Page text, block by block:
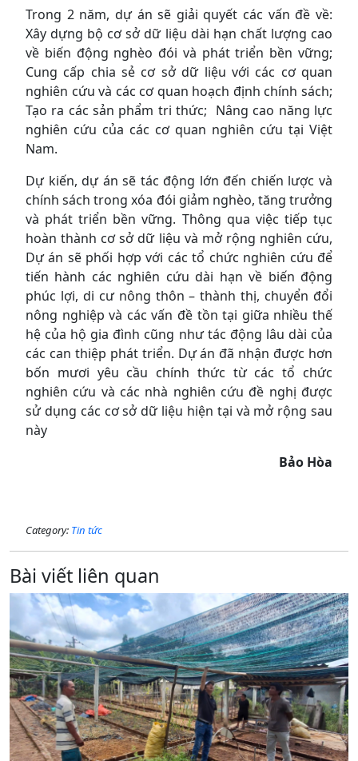
Trong 2 năm, dự án sẽ giải quyết các vấn đề về:
Xây dựng bộ cơ sở dữ liệu dài hạn chất lượng cao
về biến động nghèo đói và phát triển bền vững;
Cung cấp chia sẻ cơ sở dữ liệu với các cơ quan
nghiên cứu và các cơ quan hoạch định chính sách;
Tạo ra các sản phẩm tri thức; Nâng cao năng lực
nghiên cứu của các cơ quan nghiên cứu tại Việt
Nam.
Dự kiến, dự án sẽ tác động lớn đến chiến lược và
chính sách trong xóa đói giảm nghèo, tăng trưởng
và phát triển bền vững. Thông qua việc tiếp tục
hoàn thành cơ sở dữ liệu và mở rộng nghiên cứu,
Dự án sẽ phối hợp với các tổ chức nghiên cứu để
tiến hành các nghiên cứu dài hạn về biến động
phúc lợi, di cư nông thôn – thành thị, chuyển đổi
nông nghiệp và các vấn đề tồn tại giữa nhiều thế
hệ của hộ gia đình cũng như tác động lâu dài của
các can thiệp phát triển. Dự án đã nhận được hơn
bốn mươi yêu cầu chính thức từ các tổ chức
nghiên cứu và các nhà nghiên cứu đề nghị được
sử dụng các cơ sở dữ liệu hiện tại và mở rộng sau
này
Bảo Hòa
Category: Tin tức
Bài viết liên quan